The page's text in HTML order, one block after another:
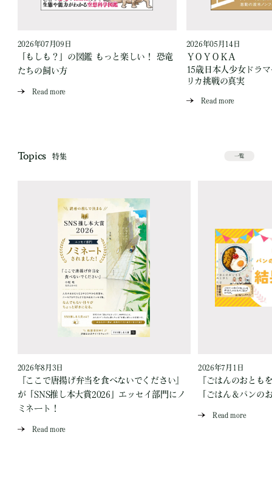
2026年07月09日
「もしも？」の図鑑 もっと楽しい！ 恐竜
たちの飼い方
Read more
2026年05月14日
ＹＯＹＯＫＡ
15歳日本人少女ドラ
リカ挑戦の真実
Read more
Topics 特集 一覧
2026年8月3日
『ここで唐揚げ弁当を食べないでください』
が「SNS推し本大賞2026」エッセイ部門にノ
ミネート！
Read more
2026年7月1日
『ごはんのおとも
「ごはん＆パンの
Read more